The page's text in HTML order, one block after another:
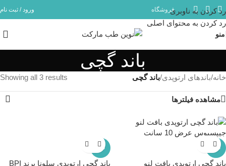
رد کردن به ناوبری
رد کردن به محتوای اصلی
مشاوره و پشتیبانی آنلاین در ایتا و روبیکا با شماره: 09358254705
فروشگاه ورود / ثبت نام
منو
باند گچی
خانه/باندهای ارتوپدی/باند گچی Showing all 3 results
مشاهده فیلترها
-7%
باند گچی ارتوپدی بافت لنو
-4%
باند گچی ارتوپدی سلونا برند BPI